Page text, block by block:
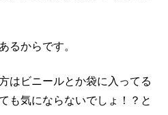
るからです。
はビニールとか袋に入ってる
も気にならないでしょ！？と